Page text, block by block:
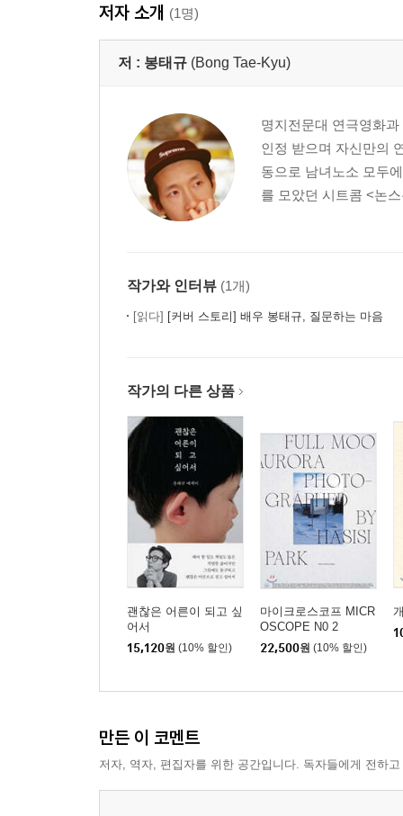
저자 소개 (1명)
저 : 봉태규 (Bong Tae-Kyu)
명지전문대 연극영화
인정 받으며 자신만의
동으로 남녀노소 모두
를 모았던 시트콤 <논
작가와 인터뷰 (1개)
[읽다] [커버 스토리] 배우 봉태규, 질문하는 마음
작가의 다른 상품
괜찮은 어른이 되고 싶
어서
15,120원 (10% 할인)
마이크로스코프 MICR
OSCOPE N0 2
22,500원 (10% 할인)
만든 이 코멘트
저자, 역자, 편집자를 위한 공간입니다. 독자들에게 전하